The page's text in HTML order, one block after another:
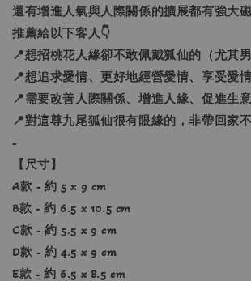
還有增進人氣與人際關係的擴展都有強大
推薦給以下客人👇
📍想招桃花人緣卻不敢佩戴狐仙的（尤其男
📍想追求愛情、更好地經營愛情、享受愛
📍需要改善人際關係、增進人緣、促進生意
📍對這尊九尾狐仙很有眼緣的，非帶回家
-
【尺寸】
A款 - 約 5 x 9 cm
B款 - 約 6.5 x 10.5 cm
C款 - 約 5.5 x 9 cm
D款 - 約 4.5 x 9 cm
E款 - 約 6.5 x 8.5 cm